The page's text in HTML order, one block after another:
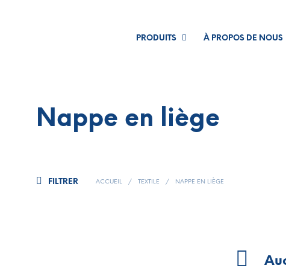
PRODUITS À PROPOS DE NOUS
Nappe en liège
FILTRER ACCUEIL / TEXTILE / NAPPE EN LIÈGE